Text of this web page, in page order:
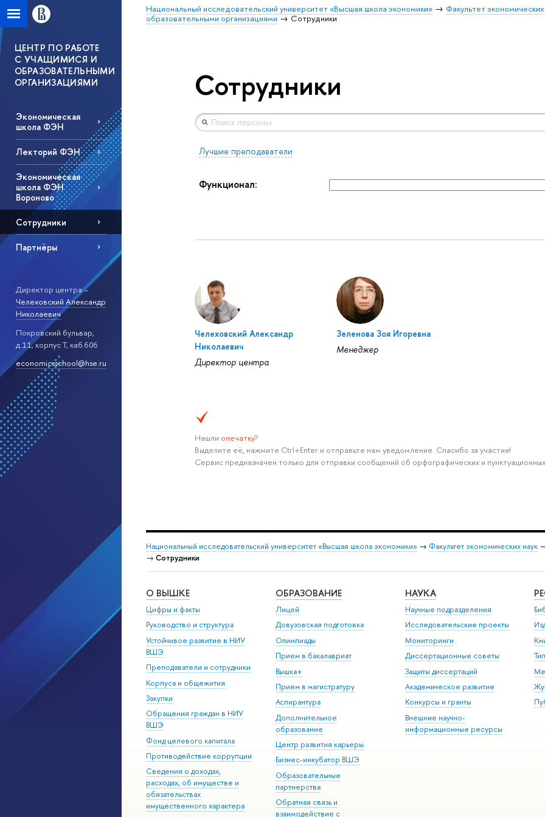
Национальный исследовательский университет «Высшая школа экономики» Факультет экономических
образовательными организациями
Сотрудники
ЦЕНТР ПО РАБОТЕ
С УЧАЩИМИСЯ И
ОБРАЗОВАТЕЛЬНЫМИ
ОРГАНИЗАЦИЯМИ
Экономическая
школа ФЭН
Лекторий ФЭН
Экономическая
школа ФЭН
Вороново
Сотрудники
Партнёры
Директор центра –
Челеховский Александр
Николаевич
Покровский бульвар,
д.11, корпус T, каб.606
economicsschool@hse.ru
Сотрудники
Лучшие преподаватели
Функционал:
Челеховский Александр
Николаевич
Директор центра
Зеленова Зоя Игоревна
Менеджер
Нашли опечатку?
Выделите её, нажмите Ctrl+Enter и отправьте нам уведомление. Спасибо за участие!
Сервис предназначен только для отправки сообщений об орфографических и
Национальный исследовательский университет «Высшая школа экономики» → Факультет экономических наук
→ Сотрудники
О ВЫШКЕ
Цифры и факты
Руководство и структура
Устойчивое развитие в НИУ
ВШЭ
Преподаватели и сотрудники
Корпуса и общежития
Закупки
Обращения граждан в НИУ
ВШЭ
Фонд целевого капитала
Противодействие коррупции
Сведения о доходах,
расходах, об имуществе и
обязательствах
имущественного характера
ОБРАЗОВАНИЕ
Лицей
Довузовская подготовка
Олимпиады
Прием в бакалавриат
Вышка+
Прием в магистратуру
Аспирантура
Дополнительное
образование
Центр развития карьеры
Бизнес-инкубатор ВШЭ
Образовательные
партнерства
Обратная связь и
взаимодействие с
НАУКА
Научные подразделения
Исследовательские проекты
Мониторинги
Диссертационные советы
Защиты диссертаций
Академическое развитие
Конкурсы и гранты
Внешние научно-
информационные ресурсы